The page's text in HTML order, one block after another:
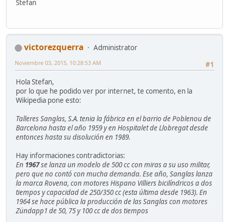
Stefan
victorezquerra
Administrator
#1
Noviembre 03, 2015, 10:28:53 AM
Hola Stefan,
por lo que he podido ver por internet, te comento, en la
Wikipedia pone esto:
Talleres Sanglas, S.A. tenia la fábrica en el barrio de Poblenou de
Barcelona hasta el año 1959 y en Hospitalet de Llobregat desde
entonces hasta su disolución en 1989.
Hay informaciones contradictorias:
En 1967se lanza un modelo de 500 cc con miras a su uso militar,
pero que no contó con mucha demanda. Ese año, Sanglas lanza
la marca Rovena, con motores Hispano Villiers bicilíndricos a dos
tiempos y capacidad de 250/350 cc (esta última desde 1963). En
1964 se hace pública la producción de las Sanglas con motores
Zündapp1 de 50, 75 y 100 cc de dos tiempos